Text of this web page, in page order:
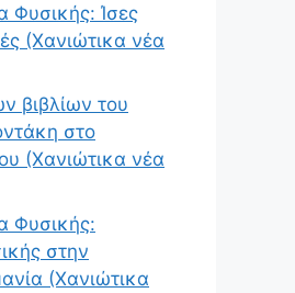
Φυσικής: Ίσες
(Χανιώτικα νέα
βιβλίων του
στο
(Χανιώτικα νέα
Φυσικής:
στην
(Χανιώτικα